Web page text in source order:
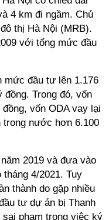
4 km đi ngầm. Chủ
thị Hà Nội (MRB).
với tổng mức đầu
mức đầu tư lên 1.176
Trong đó, vốn
vốn ODA vay lại
trong nước hơn 6.100
2019 và đưa vào
4/2021. Tuy
thành do gặp nhiều
tư dự án bị Thanh
sai phạm trong việc ký